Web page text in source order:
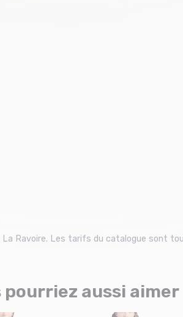
Ravoire. Les tarifs du catalogue sont
pourriez aussi aimer